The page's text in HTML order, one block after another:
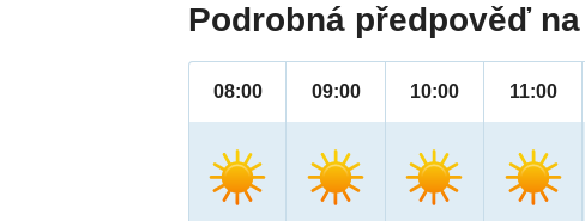
Podrobná předpověď
08:00 09:00 10:00 11:00